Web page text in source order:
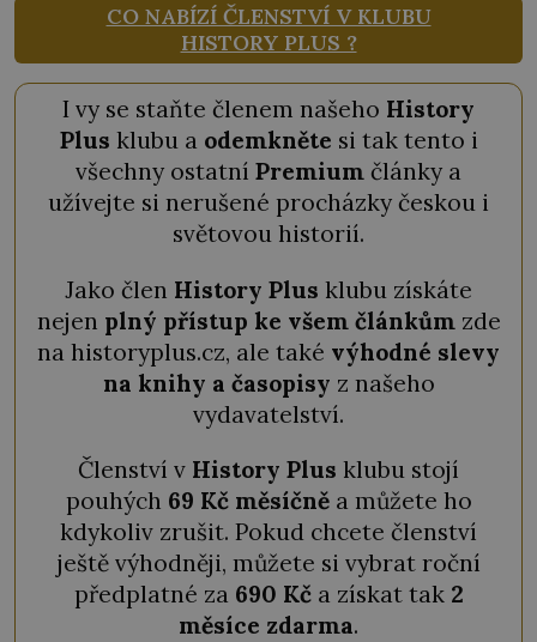
CO NABÍZÍ ČLENSTVÍ V KLUBU
HISTORY PLUS ?
I vy se staňte členem našeho History
Plus klubu a odemkněte si tak tento i
všechny ostatní Premium články a
užívejte si nerušené procházky českou i
světovou historií.
Jako člen History Plus klubu získáte
nejen plný přístup ke všem článkům zde
na historyplus.cz, ale také výhodné slevy
na knihy a časopisy z našeho
vydavatelství.
Členství v History Plus klubu stojí
pouhých 69 Kč měsíčněa můžete ho
kdykoliv zrušit. Pokud chcete členství
ještě výhodněji, můžete si vybrat roční
předplatné za 690 Kča získat tak 2
měsíce zdarma.